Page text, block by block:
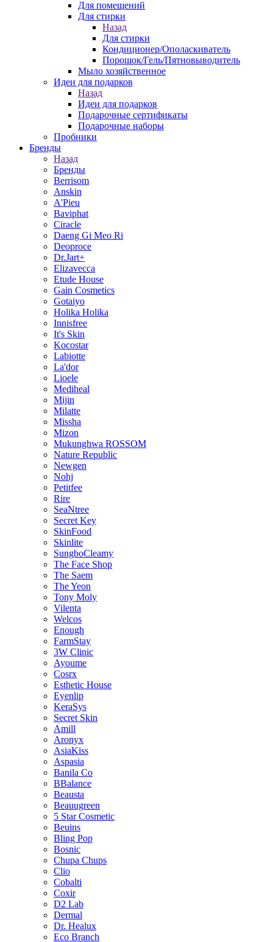
Для помещений
Для стирки
Назад
Для стирки
Кондиционер/Ополаскиватель
Порошок/Гель/Пятновыводитель
Мыло хозяйственное
Идеи для подарков
Назад
Идеи для подарков
Подарочные сертификаты
Подарочные наборы
Пробники
Бренды
Назад
Бренды
Berrisom
Anskin
A'Pieu
Baviphat
Ciracle
Daeng Gi Meo Ri
Deoproce
Dr.Jart+
Elizavecca
Etude House
Gain Cosmetics
Gotaiyo
Holika Holika
Innisfree
It's Skin
Kocostar
Labiotte
La'dor
Lioele
Mediheal
Mijin
Milatte
Missha
Mizon
Mukunghwa ROSSOM
Nature Republic
Newgen
Nohj
Petitfee
Rire
SeaNtree
Secret Key
SkinFood
Skinlite
SungboCleamy
The Face Shop
The Saem
The Yeon
Tony Moly
Vilenta
Welcos
Enough
FarmStay
3W Clinic
Ayoume
Cosrx
Esthetic House
Eyenlip
KeraSys
Secret Skin
Amill
Aronyx
AsiaKiss
Aspasia
Banila Co
BBalance
Beausta
Beauugreen
5 Star Cosmetic
Beuins
Bling Pop
Bosnic
Chupa Chups
Clio
Cobalti
Coxir
D2 Lab
Dermal
Dr. Healux
Eco Branch